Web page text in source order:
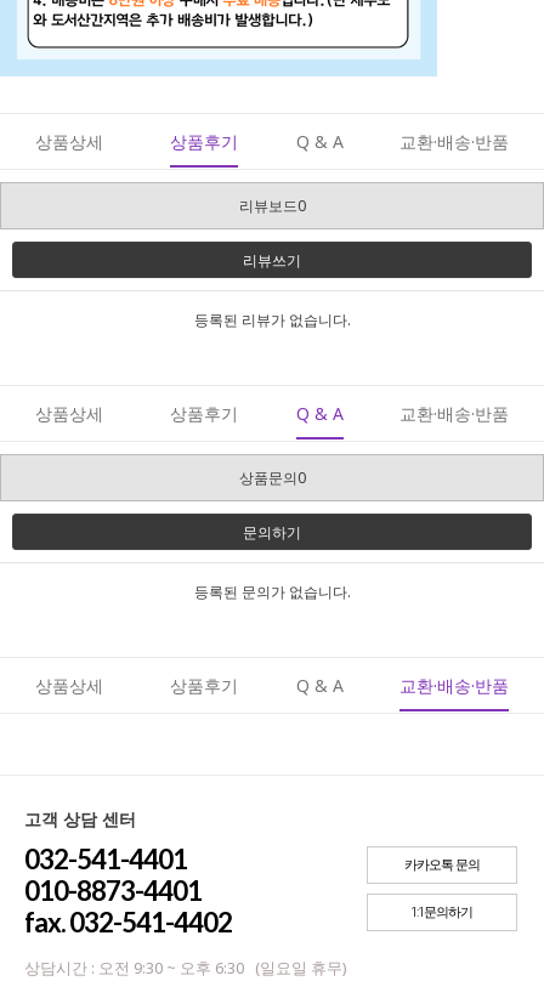
상품상세 상품후기 Q & A 교환·배송·반품
리뷰보드0
리뷰쓰기
등록된 리뷰가 없습니다.
상품상세 상품후기 Q & A 교환·배송·반품
상품문의0
문의하기
등록된 문의가 없습니다.
상품상세 상품후기 Q & A 교환·배송·반품
고객 상담 센터
032-541-4401
010-8873-4401
fax. 032-541-4402
상담시간 : 오전 9:30 ~ 오후 6:30 (일요일 휴무)
카카오톡 문의
1:1문의하기